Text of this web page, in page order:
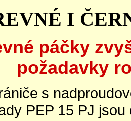
I
páčky
požadavky
s
PEP 15 PJ